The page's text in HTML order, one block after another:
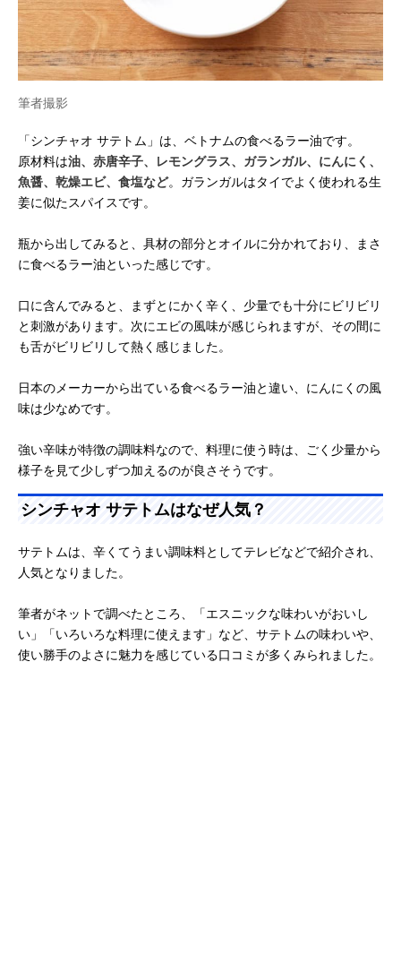
筆者撮影
「シンチャオ サテトム」は、ベトナムの食べるラー油です。
原材料は油、赤唐辛子、レモングラス、ガランガル、にんにく、
魚醤、乾燥エビ、食塩など。ガランガルはタイでよく使われる生
姜に似たスパイスです。
瓶から出してみると、具材の部分とオイルに分かれており、まさ
に食べるラー油といった感じです。
口に含んでみると、まずとにかく辛く、少量でも十分にビリビリ
と刺激があります。次にエビの風味が感じられますが、その間に
も舌がビリビリして熱く感じました。
日本のメーカーから出ている食べるラー油と違い、にんにくの風
味は少なめです。
強い辛味が特徴の調味料なので、料理に使う時は、ごく少量から
様子を見て少しずつ加えるのが良さそうです。
シンチャオ サテトムはなぜ人気？
サテトムは、辛くてうまい調味料としてテレビなどで紹介され、
人気となりました。
筆者がネットで調べたところ、「エスニックな味わいがおいし
い」「いろいろな料理に使えます」など、サテトムの味わいや、
使い勝手のよさに魅力を感じている口コミが多くみられました。